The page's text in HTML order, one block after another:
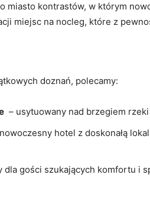
miasto kontrastów, ​w którym
miejsc na nocleg, które⁤ z
⁤doznań, polecamy:
– usytuowany nad brzegiem⁣
⁤hotel‌ z doskonałą
dla gości szukających komfortu i